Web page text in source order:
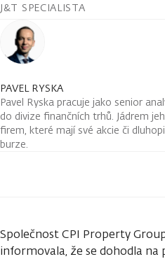
J&T SPECIALISTA
PAVEL RYSKA
Pavel Ryska pracuje jako senior
do divize finančních trhů. Jádrem
firem, které mají své akcie či
burze.
Společnost CPI Property
informovala, že se dohodla na